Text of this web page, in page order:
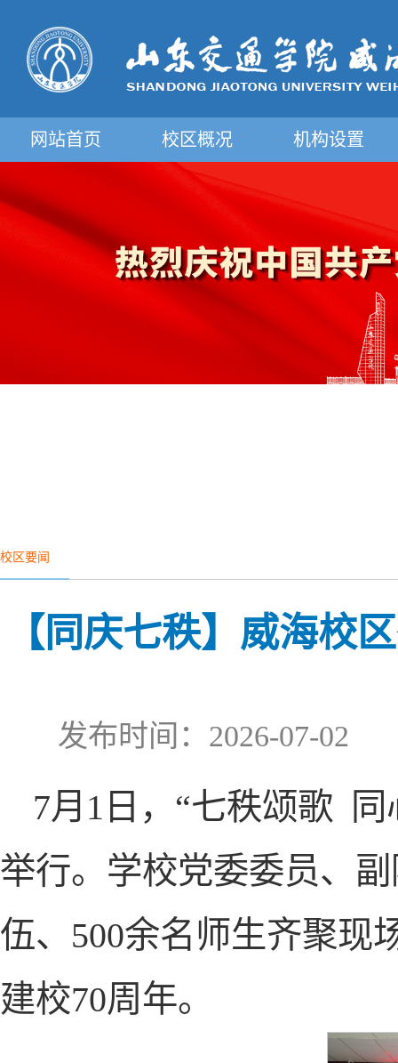
网站首页 校区概况 机构设置
校区要闻
【同庆七秩】威海校
发布时间：2026-07-
7月1日，“七秩颂歌
举行。学校党委委员、
伍、500余名师生齐聚现
建校70周年。